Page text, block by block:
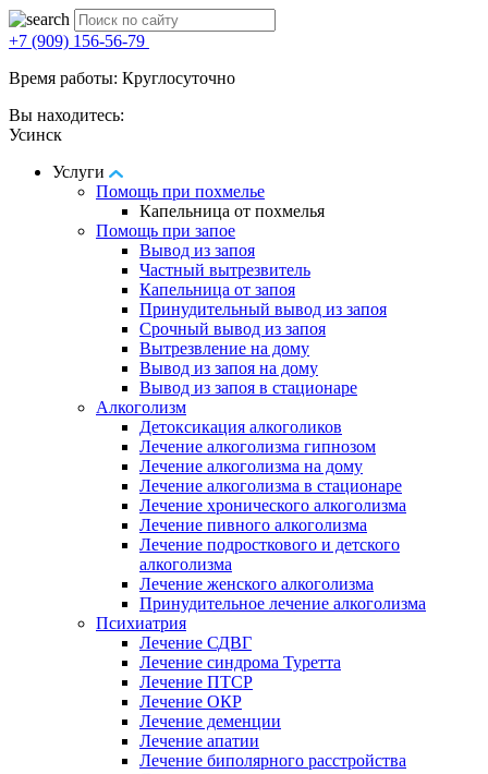
+7 (909) 156-56-79
Время работы: Круглосуточно
Вы находитесь:
Усинск
Услуги
Помощь при похмелье
Капельница от похмелья
Помощь при запое
Вывод из запоя
Частный вытрезвитель
Капельница от запоя
Принудительный вывод из запоя
Срочный вывод из запоя
Вытрезвление на дому
Вывод из запоя на дому
Вывод из запоя в стационаре
Алкоголизм
Детоксикация алкоголиков
Лечение алкоголизма гипнозом
Лечение алкоголизма на дому
Лечение алкоголизма в стационаре
Лечение хронического алкоголизма
Лечение пивного алкоголизма
Лечение подросткового и детского
алкоголизма
Лечение женского алкоголизма
Принудительное лечение алкоголизма
Психиатрия
Лечение СДВГ
Лечение синдрома Туретта
Лечение ПТСР
Лечение ОКР
Лечение деменции
Лечение апатии
Лечение биполярного расстройства